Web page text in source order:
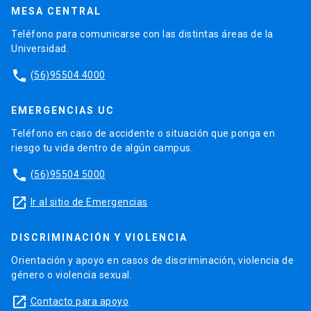
MESA CENTRAL
Teléfono para comunicarse con las distintas áreas de la
Universidad.
phone (56)95504 4000
EMERGENCIAS UC
Teléfono en caso de accidente o situación que ponga en
riesgo tu vida dentro de algún campus.
phone (56)95504 5000
launch Ir al sitio de Emergencias
DISCRIMINACIÓN Y VIOLENCIA
Orientación y apoyo en casos de discriminación, violencia de
género o violencia sexual.
launch Contacto para apoyo